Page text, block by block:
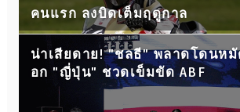
คนแรก ลงบิดเต็มฤดูกาล
น่าเสียดาย! "ชลธี" พลาดโดนห
อก "ญี่ปุ่น" ชวดเข็มขัด ABF